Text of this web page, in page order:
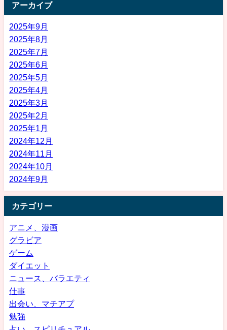
アーカイブ
2025年9月
2025年8月
2025年7月
2025年6月
2025年5月
2025年4月
2025年3月
2025年2月
2025年1月
2024年12月
2024年11月
2024年10月
2024年9月
カテゴリー
アニメ、漫画
グラビア
ゲーム
ダイエット
ニュース、バラエティ
仕事
出会い、マチアプ
勉強